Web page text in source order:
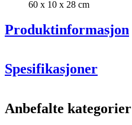
60 x 10 x 28 cm
Produktinformasjon
Mål (BxDxH):
Spesifikasjoner
ProduktnummerS701
Anbefalte kategorier